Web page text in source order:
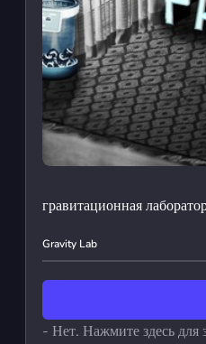
гравитационная
Gravity Lab
- Нет. Нажмите здесь для